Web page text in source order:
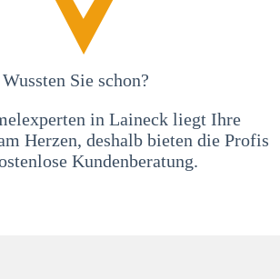
Wussten Sie schon?
in Laineck liegt Ihre
Herzen, deshalb bieten die Profis
Kundenberatung.